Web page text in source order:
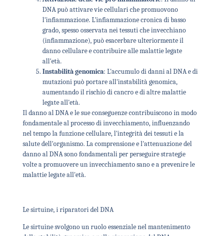
DNA può attivare vie cellulari che promuovono
l'infiammazione. L'infiammazione cronica di basso
grado, spesso osservata nei tessuti che invecchiano
(infiammazione), può esacerbare ulteriormente il
danno cellulare e contribuire alle malattie legate
all'età.
Instabilità genomica: L'accumulo di danni al DNA e di
mutazioni può portare all'instabilità genomica,
aumentando il rischio di cancro e di altre malattie
legate all'età.
Il danno al DNA e le sue conseguenze contribuiscono in modo
fondamentale al processo di invecchiamento, influenzando
nel tempo la funzione cellulare, l'integrità dei tessuti e la
salute dell'organismo. La comprensione e l'attenuazione del
danno al DNA sono fondamentali per perseguire strategie
volte a promuovere un invecchiamento sano e a prevenire le
malattie legate all'età.
Le sirtuine, i riparatori del DNA
Le sirtuine svolgono un ruolo essenziale nel mantenimento